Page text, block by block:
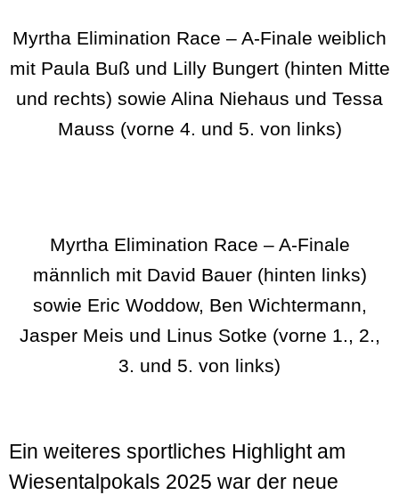
Myrtha Elimination Race – A-Finale weiblich
mit Paula Buß und Lilly Bungert (hinten Mitte
und rechts) sowie Alina Niehaus und Tessa
Mauss (vorne 4. und 5. von links)
Myrtha Elimination Race – A-Finale
männlich mit David Bauer (hinten links)
sowie Eric Woddow, Ben Wichtermann,
Jasper Meis und Linus Sotke (vorne 1., 2.,
3. und 5. von links)
Ein weiteres sportliches Highlight am
Wiesentalpokals 2025 war der neue